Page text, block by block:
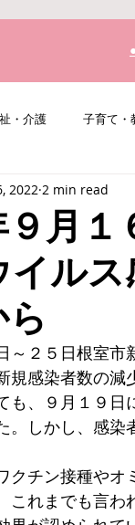
・介護 子育て・
その他
月１
イル
2022 2 min read
～２５日根室
規感染者数の減
も、９月１９
。しかし、感
クチン接種や
これまでも言